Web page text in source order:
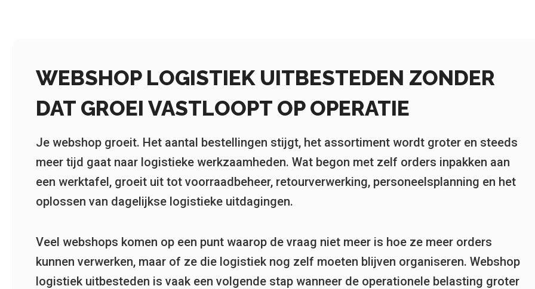
WEBSHOP LOGISTIEK UITBESTEDEN ZONDER
DAT GROEI VASTLOOPT OP OPERATIE
Je webshop groeit. Het aantal bestellingen stijgt, het assortiment wordt groter en steeds
meer tijd gaat naar logistieke werkzaamheden. Wat begon met zelf orders inpakken aan
een werktafel, groeit uit tot voorraadbeheer, retourverwerking, personeelsplanning en het
oplossen van dagelijkse logistieke uitdagingen.
Veel webshops komen op een punt waarop de vraag niet meer is hoe ze meer orders
kunnen verwerken, maar of ze die logistiek nog zelf moeten blijven organiseren. Webshop
logistiek uitbesteden is vaak een volgende stap wanneer de operationele belasting groter